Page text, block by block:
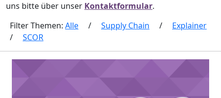
uns bitte über unser Kontaktformular.
Filter Themen: Alle / Supply Chain /
Explainer
/
SCOR